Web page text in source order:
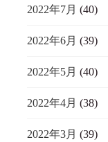
2022年7月 (40)
2022年6月 (39)
2022年5月 (40)
2022年4月 (38)
2022年3月 (39)